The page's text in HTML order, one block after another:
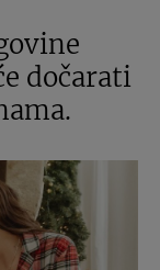
dočarati